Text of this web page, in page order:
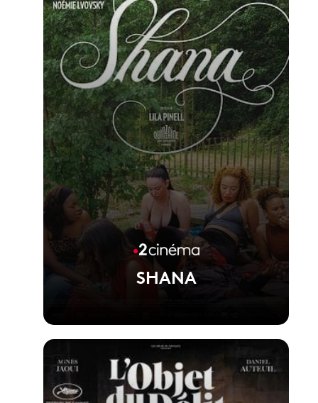
1er film de Martin Darondeau et Bertrand
Usclat
Voir la fiche du film
SHANA
Voir la fiche du film